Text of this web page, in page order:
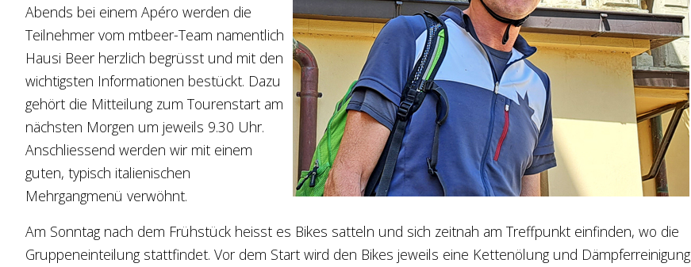
Abends bei einem Apéro werden die
Teilnehmer vom mtbeer-Team namentlich
Hausi Beer herzlich begrüsst und mit den
wichtigsten Informationen bestückt. Dazu
gehört die Mitteilung zum Tourenstart am
nächsten Morgen um jeweils 9.30 Uhr.
Anschliessend werden wir mit einem
guten, typisch italienischen
Mehrgangmenü verwöhnt.
Am Sonntag nach dem Frühstück heisst es Bikes satteln und sich zeitnah am Treffpunkt einfinden, wo die
Gruppeneinteilung stattfindet. Vor dem Start wird den Bikes jeweils eine Kettenölung und Dämpferreinigung